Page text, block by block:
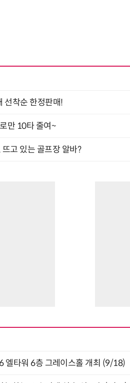
착순 한정판매!
만 10타 줄여~
고 있는 골프장 알바?
타워 6층 그레이스홀 개최 (9/18)